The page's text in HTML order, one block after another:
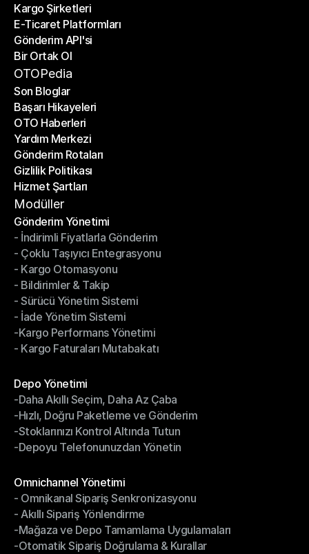
Kargo Şirketleri
Kargo Şirketleri
E-Ticaret Platformları
E-Ticaret Platformları
Gönderim API'si
Gönderim API'si
Bir Ortak Ol
Bir Ortak Ol
OTOPedia
Son Bloglar
Son Bloglar
Başarı Hikayeleri
Başarı Hikayeleri
OTO Haberleri
OTO Haberleri
Yardım Merkezi
Yardım Merkezi
Gönderim Rotaları
Gönderim Rotaları
Gizlilik Politikası
Gizlilik Politikası
Hizmet Şartları
Hizmet Şartları
Modüller
Gönderim Yönetimi
Gönderim Yönetimi
- İndirimli Fiyatlarla Gönderim
- İndirimli Fiyatlarla Gönderim
- Çoklu Taşıyıcı Entegrasyonu
- Çoklu Taşıyıcı Entegrasyonu
- Kargo Otomasyonu
- Kargo Otomasyonu
- Bildirimler & Takip
- Bildirimler & Takip
- Sürücü Yönetim Sistemi
- Sürücü Yönetim Sistemi
- İade Yönetim Sistemi
- İade Yönetim Sistemi
-Kargo Performans Yönetimi
-Kargo Performans Yönetimi
- Kargo Faturaları Mutabakatı
Depo Yönetimi
Depo Yönetimi
-Daha Akıllı Seçim, Daha Az Çaba
-Daha Akıllı Seçim, Daha Az Çaba
-Hızlı, Doğru Paketleme ve Gönderim
-Hızlı, Doğru Paketleme ve Gönderim
-Stoklarınızı Kontrol Altında Tutun
-Stoklarınızı Kontrol Altında Tutun
-Depoyu Telefonunuzdan Yönetin
Omnichannel Yönetimi
Omnichannel Yönetimi
- Omnikanal Sipariş Senkronizasyonu
- Omnikanal Sipariş Senkronizasyonu
- Akıllı Sipariş Yönlendirme
- Akıllı Sipariş Yönlendirme
-Mağaza ve Depo Tamamlama Uygulamaları
-Mağaza ve Depo Tamamlama Uygulamaları
-Otomatik Sipariş Doğrulama & Kurallar